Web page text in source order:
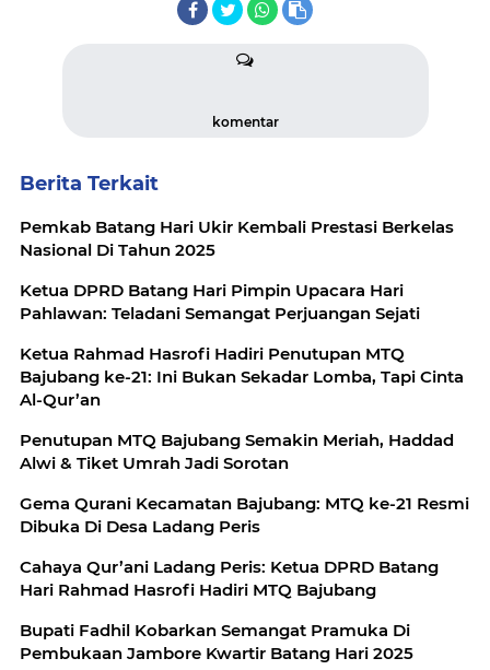
komentar
Berita Terkait
Pemkab Batang Hari Ukir Kembali Prestasi Berkelas
Nasional Di Tahun 2025
Ketua DPRD Batang Hari Pimpin Upacara Hari
Pahlawan: Teladani Semangat Perjuangan Sejati
Ketua Rahmad Hasrofi Hadiri Penutupan MTQ
Bajubang ke-21: Ini Bukan Sekadar Lomba, Tapi Cinta
Al-Qur’an
Penutupan MTQ Bajubang Semakin Meriah, Haddad
Alwi & Tiket Umrah Jadi Sorotan
Gema Qurani Kecamatan Bajubang: MTQ ke-21 Resmi
Dibuka Di Desa Ladang Peris
Cahaya Qur’ani Ladang Peris: Ketua DPRD Batang
Hari Rahmad Hasrofi Hadiri MTQ Bajubang
Bupati Fadhil Kobarkan Semangat Pramuka Di
Pembukaan Jambore Kwartir Batang Hari 2025